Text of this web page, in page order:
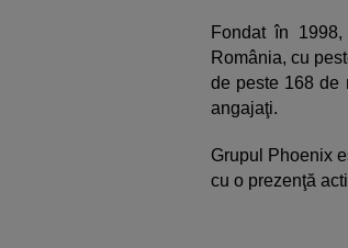
Fondat în
România, cu
de peste 168 de
angajaţi.
Grupul Phoenix
cu o prezenţă